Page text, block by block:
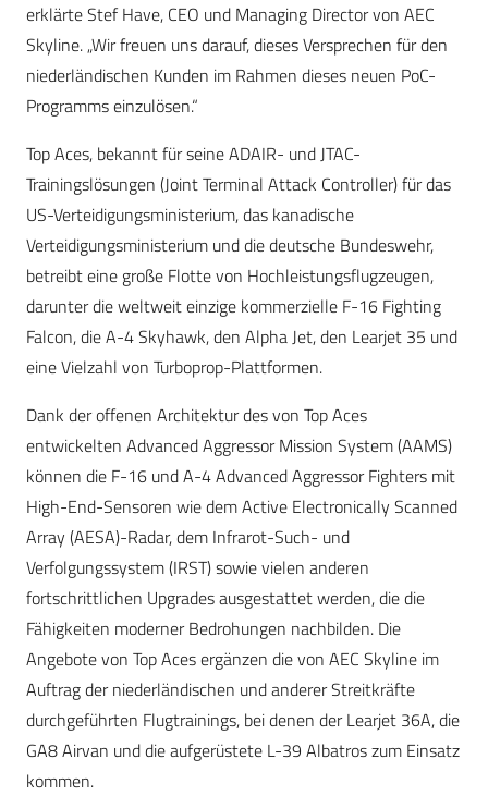
erklärte Stef Have, CEO und Managing Director von AEC
Skyline. „Wir freuen uns darauf, dieses Versprechen für den
niederländischen Kunden im Rahmen dieses neuen PoC-
Programms einzulösen.“
Top Aces, bekannt für seine ADAIR- und JTAC-
Trainingslösungen (Joint Terminal Attack Controller) für das
US-Verteidigungsministerium, das kanadische
Verteidigungsministerium und die deutsche Bundeswehr,
betreibt eine große Flotte von Hochleistungsflugzeugen,
darunter die weltweit einzige kommerzielle F-16 Fighting
Falcon, die A-4 Skyhawk, den Alpha Jet, den Learjet 35 und
eine Vielzahl von Turboprop-Plattformen.
Dank der offenen Architektur des von Top Aces
entwickelten Advanced Aggressor Mission System (AAMS)
können die F-16 und A-4 Advanced Aggressor Fighters mit
High-End-Sensoren wie dem Active Electronically Scanned
Array (AESA)-Radar, dem Infrarot-Such- und
Verfolgungssystem (IRST) sowie vielen anderen
fortschrittlichen Upgrades ausgestattet werden, die die
Fähigkeiten moderner Bedrohungen nachbilden. Die
Angebote von Top Aces ergänzen die von AEC Skyline im
Auftrag der niederländischen und anderer Streitkräfte
durchgeführten Flugtrainings, bei denen der Learjet 36A, die
GA8 Airvan und die aufgerüstete L-39 Albatros zum Einsatz
kommen.